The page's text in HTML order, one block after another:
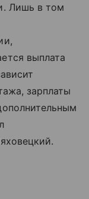
Лишь в том
выплата
зарплаты